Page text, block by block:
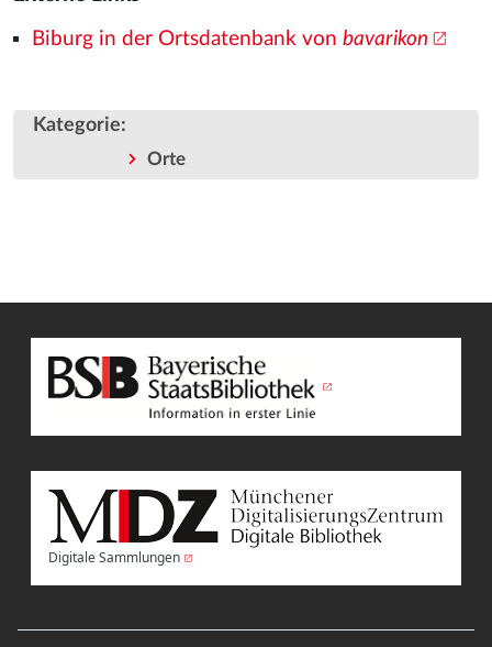
Biburg in der Ortsdatenbank von bavarikon
Kategorie:
Orte
Digitale Sammlungen